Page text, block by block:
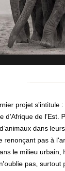
projet s'intitule :
d’Afrique de
dans
renonçant pas à
le milieu urbain,
pas, surtout